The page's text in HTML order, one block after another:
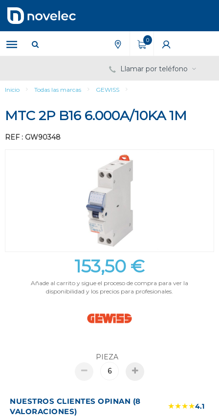
contenido
menú
de
navegación
0
Llamar por teléfono
Inicio Todas las marcas GEWISS
MTC 2P B16 6.000A/10KA 1M
REF : GW90348
153,50 €
Añade al carrito y sigue el proceso de compra para ver la
disponibilidad y los precios para profesionales.
PIEZA
NUESTROS CLIENTES OPINAN (8
VALORACIONES)
★★★★4.1